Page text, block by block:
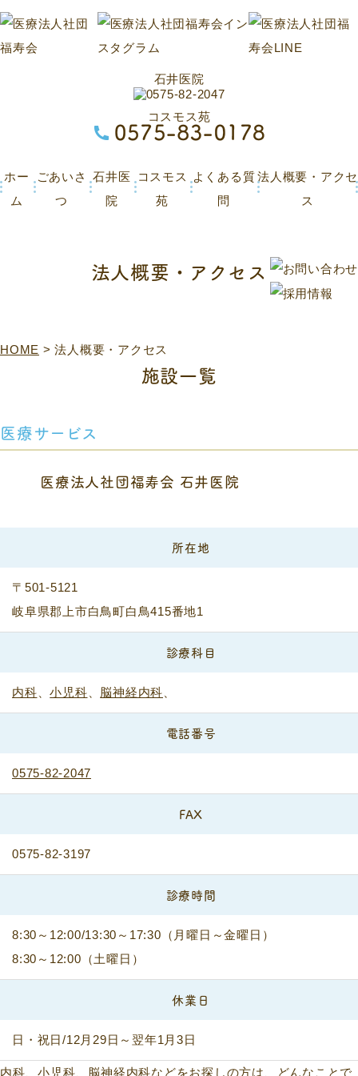
石井医院
コスモス苑
ホー
ム
ごあいさ
つ
石井医
院
コスモス
苑
よくある質
問
法人概要・アクセ
ス
法人概要・アクセス
HOME >法人概要・アクセス
施設一覧
医療サービス
医療法人社団福寿会 石井医院
所在地
〒501-5121
岐阜県郡上市白鳥町白鳥415番地1
診療科目
内科 、小児科 脳神経内科
電話番号
0575-82-2047
FAX
0575-82-3197
診療時間
8:30～12:00/13:30～17:30（月曜日～金曜日）
8:30～12:00（土曜日）
休業日
日・祝日/12月29日～翌年1月3日
内科、小児科、脳神経内科などをお探しの方は、どんなことで